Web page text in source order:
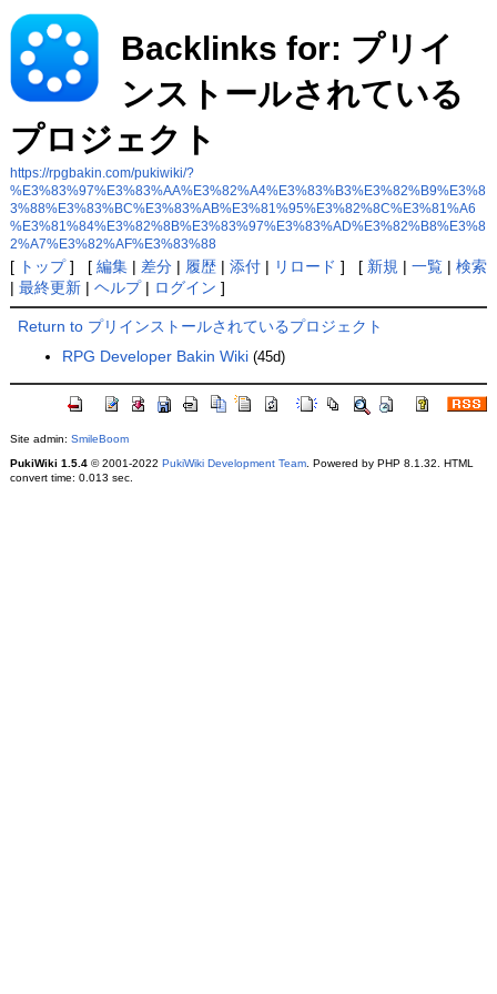
Backlinks for: プリイ
ンストールされている
プロジェクト
https://rpgbakin.com/pukiwiki/?
%E3%83%97%E3%83%AA%E3%82%A4%E3%83%B3%E3%82%B9%E3%8
3%88%E3%83%BC%E3%83%AB%E3%81%95%E3%82%8C%E3%81%A6
%E3%81%84%E3%82%8B%E3%83%97%E3%83%AD%E3%82%B8%E3%8
2%A7%E3%82%AF%E3%83%88
[ トップ] [ 編集| 差分| 履歴| 添付| リロード ] [ 新規 | 一覧| 検索
| 最終更新| ヘルプ| ログイン ]
Return to プリインストールされているプロジェクト
RPG Developer Bakin Wiki (45d)
Site admin: SmileBoom
PukiWiki 1.5.4© 2001-2022 PukiWiki Development Team. Powered by PHP 8.1.32. HTML
convert time: 0.013 sec.